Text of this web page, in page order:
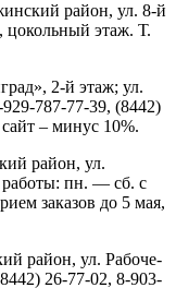
район, ул. 8-й
этаж. Т.
2-й этаж; ул.
787-77-39, (8442)
– минус 10%.
район, ул.
пн. — сб. с
заказов до 5 мая,
район, ул. Рабоче-
26-77-02, 8-903-